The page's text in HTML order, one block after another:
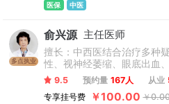
医保 中医
多点执业
俞兴源 主任医师
擅长：中西医结合治疗多种
性、视神经萎缩、眼底出血
视网膜静脉阻塞、糖尿病视
痹、视疲劳、干眼症、玻璃
9.5 预约量 167人 从业
专享挂号费
￥100.00 ￥